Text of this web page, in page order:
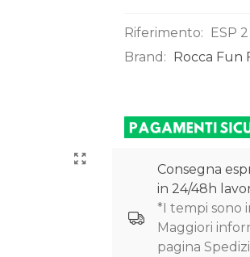
Riferimento:
ESP 2
Brand:
Rocca Fun
Consegna
in 24/48h
*I tempi sono
Maggiori
pagina